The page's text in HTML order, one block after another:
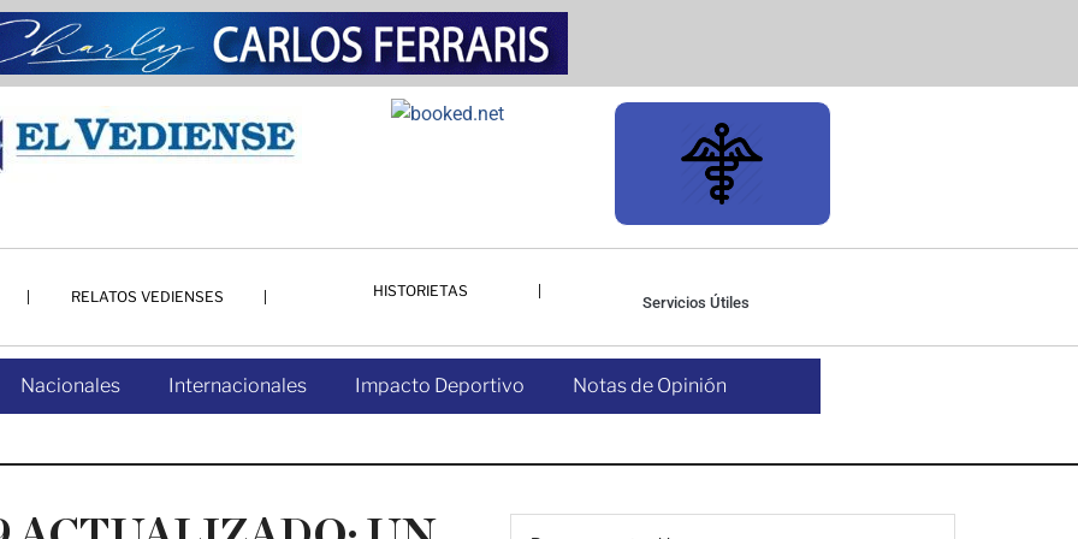
RELATOS VEDIENSES HISTORIETAS
Servicios Útiles
Nacionales Internacionales Impacto Deportivo Notas de Opinión